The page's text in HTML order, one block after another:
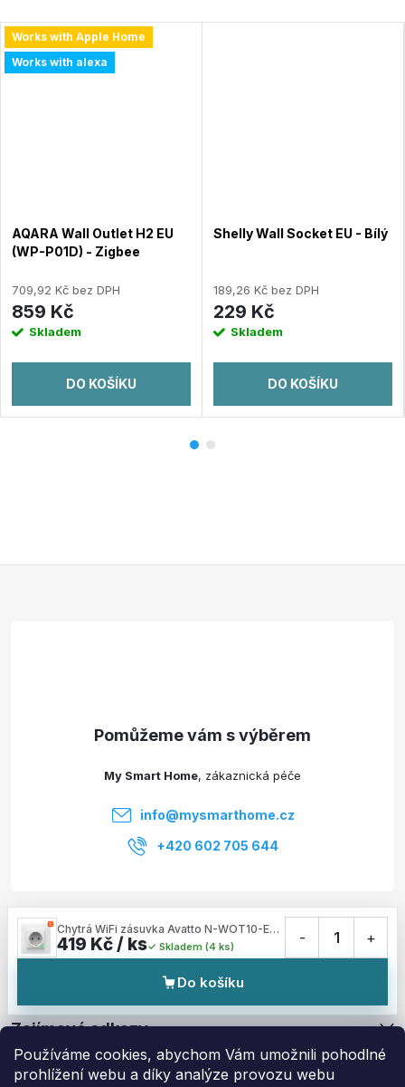
Používáme cookies, abychom Vám umožnili pohodlné
prohlížení webu a díky analýze provozu webu
Works with Apple Home
Works with alexa
AQARA Wall Outlet H2 EU
(WP-P01D) - Zigbee
709,92 Kč bez DPH
859 Kč
Skladem
DO KOŠÍKU
Shelly Wall Socket EU - Bílý
189,26 Kč bez DPH
229 Kč
Skladem
DO KOŠÍKU
Služby
Zajímavé odkazy
My Smart Home
info@mysmarthome.cz
+420 602 705 644
Chytrá WiFi zásuvka Avatto N-WOT10-EU-W TUYA (bílá)
419 Kč / ks Skladem (4 ks) - 1 +
Do košíku